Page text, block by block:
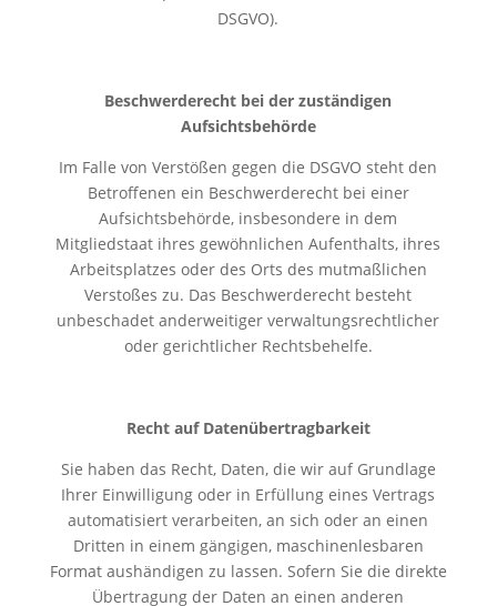
DSGVO).
Beschwerderecht bei der zuständigen
Aufsichtsbehörde
Im Falle von Verstößen gegen die DSGVO steht den
Betroffenen ein Beschwerderecht bei einer
Aufsichtsbehörde, insbesondere in dem
Mitgliedstaat ihres gewöhnlichen Aufenthalts, ihres
Arbeitsplatzes oder des Orts des mutmaßlichen
Verstoßes zu. Das Beschwerderecht besteht
unbeschadet anderweitiger verwaltungsrechtlicher
oder gerichtlicher Rechtsbehelfe.
Recht auf Datenübertragbarkeit
Sie haben das Recht, Daten, die wir auf Grundlage
Ihrer Einwilligung oder in Erfüllung eines Vertrags
automatisiert verarbeiten, an sich oder an einen
Dritten in einem gängigen, maschinenlesbaren
Format aushändigen zu lassen. Sofern Sie die direkte
Übertragung der Daten an einen anderen